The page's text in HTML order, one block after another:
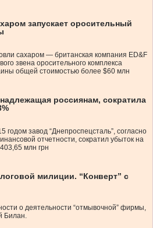
запускает оросительный
сахаром — британская компания ED&F
звена оросительного комплекса
общей стоимостью более $60 млн
россиянам, сократила
годом завод “Днепроспецсталь”, согласно
отчетности, сократил убыток на
млн грн
милиции. “Конверт” с
о деятельности “отмывочной” фирмы,
Билан.